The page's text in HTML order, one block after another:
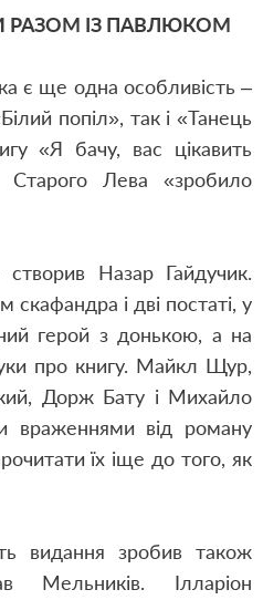
РАЗОМ ІЗ ПАВЛЮКОМ
є ще одна особливість –
попіл», так і «Танець
«Я бачу, вас цікавить
Старого Лева «зробило
Назар Гайдучик.
і дві постаті, у
герой з донькою, а на
про книгу. Майкл Щур,
Дорж Бату і Михайло
враженнями від роману
їх іще до того, як
видання зробив також
Мельників. Ілларіон